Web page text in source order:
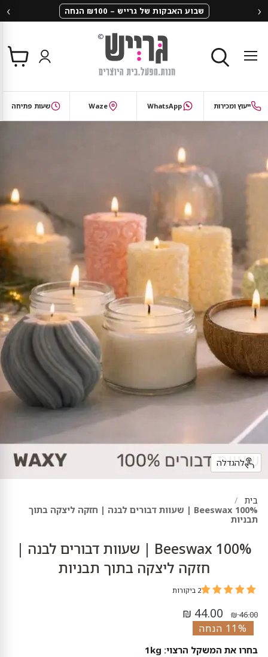
‹ שבוע האבקות של גרייש – ₪100 הנחה ›
תפריט
צפי
בסל
ייעוץ ומכירות WhatsApp
Waze שעות פתיחה
להגדלה
בית
Beeswax 100% | שעוות דבורים לבנה | חזקה ליצקה בתוך
תבניות
Beeswax 100% | שעוות דבורים לבנה |
חזקה ליצקה בתוך תבניות
2 ביקורות
11% הנחה
מחיר מקורי
46.00 ₪ מחיר נוכחי
44.00 ₪
בחרו את המשקל הרצוי: 1kg